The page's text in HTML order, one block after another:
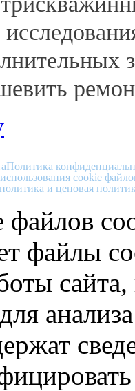
Политика
cookie
и ценовая
файлов
файлы